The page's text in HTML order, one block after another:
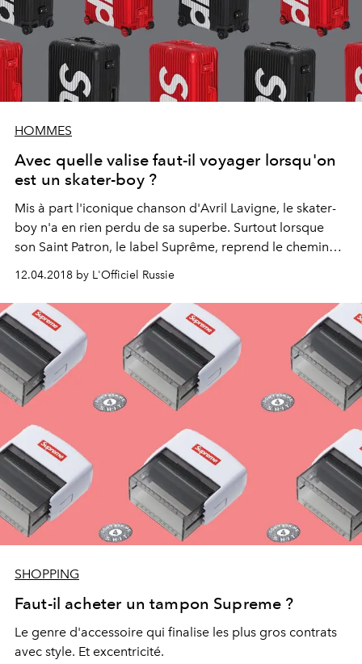
HOMMES
Avec quelle valise faut-il voyager lorsqu'on
est un skater-boy ?
Mis à part l'iconique chanson d'Avril Lavigne, le skater-
boy n'a en rien perdu de sa superbe. Surtout lorsque
son Saint Patron, le label Suprême, reprend le chemin
des collaborations et s'octroie les services de Rimowa.
12.04.2018 by L'Officiel Russie
SHOPPING
Faut-il acheter un tampon Supreme ?
Le genre d'accessoire qui finalise les plus gros contrats
avec style. Et excentricité.